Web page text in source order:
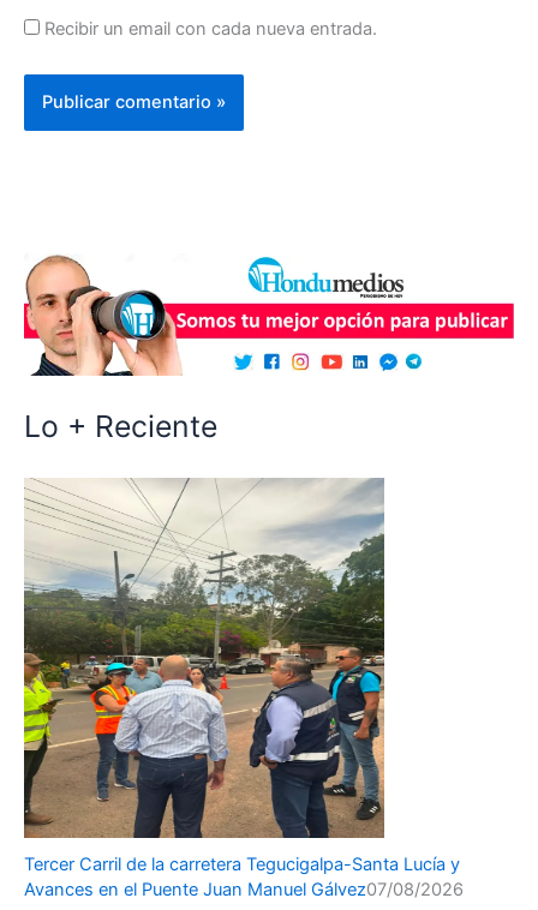
Recibir un email con cada nueva entrada.
Lo + Reciente
Tercer Carril de la carretera Tegucigalpa-Santa Lucía y
Avances en el Puente Juan Manuel Gálvez07/08/2026